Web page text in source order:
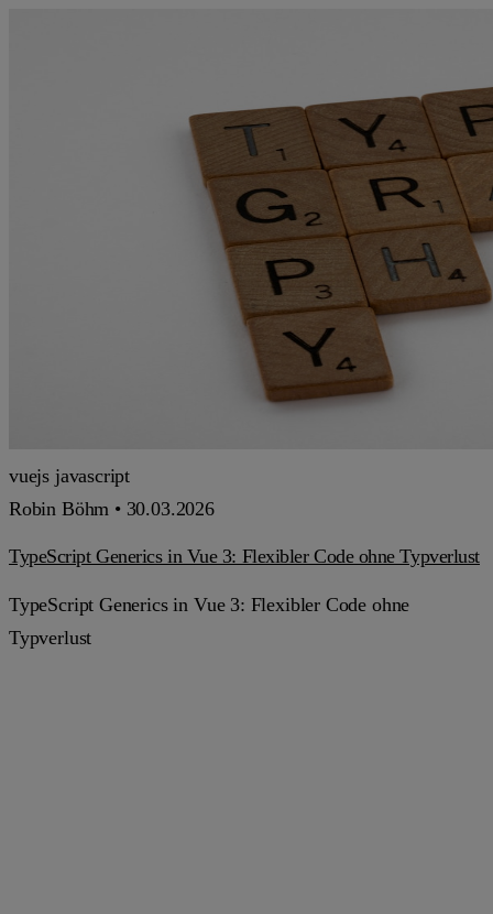
vuejs javascript
Robin Böhm • 30.03.2026
TypeScript Generics in Vue 3: Flexibler Code ohne Typverlust
TypeScript Generics in Vue 3: Flexibler Code ohne
Typverlust